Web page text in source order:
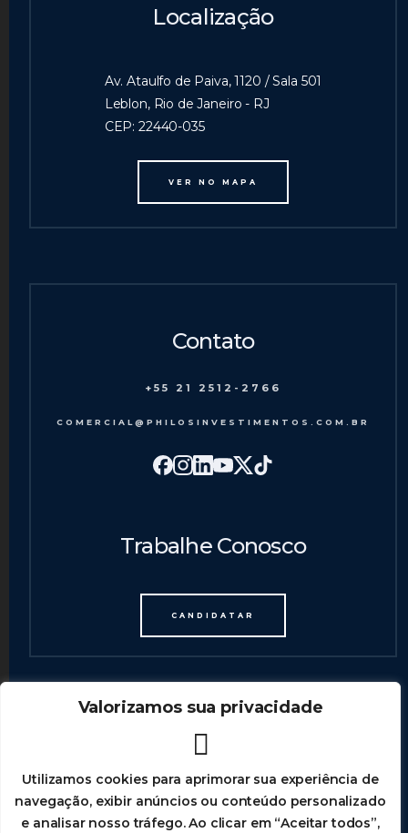
Valorizamos sua privacidade
Utilizamos cookies para aprimorar sua experiência de
navegação, exibir anúncios ou conteúdo personalizado
e analisar nosso tráfego. Ao clicar em “Aceitar todos”,
Localização
Av. Ataulfo de Paiva, 1120 / Sala 501
Leblon, Rio de Janeiro - RJ
CEP: 22440-035
VER NO MAPA
Contato
+55 21 2512-2766
COMERCIAL@PHILOSINVESTIMENTOS.COM.BR
Trabalhe Conosco
CANDIDATAR